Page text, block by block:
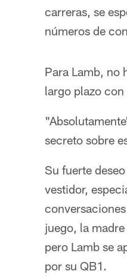
carreras, se
números de
Para Lamb, no
largo plazo
secreto sobre
Su fuerte
vestidor,
juego, la
pero Lamb se
por su QB1.